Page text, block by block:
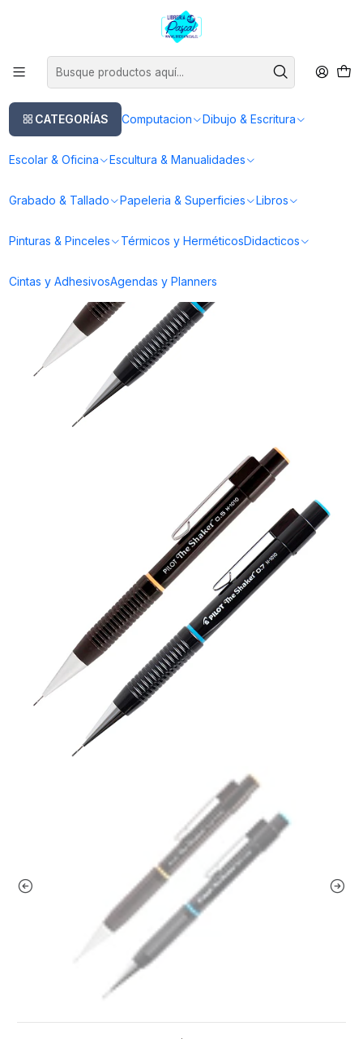
CATEGORÍAS Computacion Dibujo & Escritura
Escolar & Oficina Escultura & Manualidades
Grabado & Tallado Papeleria & Superficies Libros
Pinturas & Pinceles Térmicos y HerméticosDidacticos
Cintas y AdhesivosAgendas y Planners
Este es el texto del slide
Portaminas The Shaker - Pilot